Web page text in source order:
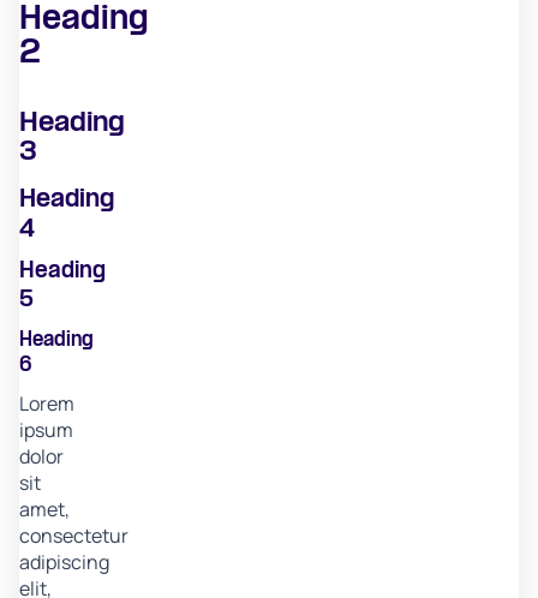
Heading
2
Heading
3
Heading
4
Heading
5
Heading
6
Lorem
ipsum
dolor
sit
amet,
consectetur
adipiscing
elit,